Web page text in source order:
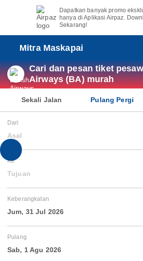
Dapatkan banyak promo
hanya di Aplikasi Airpaz.
Sekarang!
Mitra Maskapai
Cari dan pesan tiket
Airways (BA) murah
Sekali Jalan Pulang Pergi
Dari
Asal
Ke
Tujuan
Keberangkatan
Jum, 31 Jul 2026
Pulang
Sab, 1 Agu 2026